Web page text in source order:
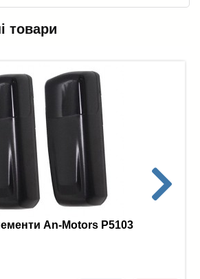
товари
An-Motors P5103